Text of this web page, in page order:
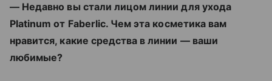
— Недавно вы стали лицом линии для ухода
Platinum от Faberlic. Чем эта косметика вам
нравится, какие средства в линии — ваши
любимые?